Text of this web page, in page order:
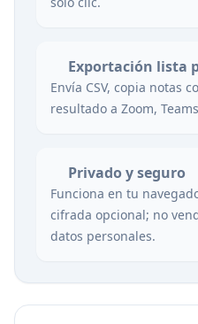
Exportación lista
Envía CSV, copia notas
resultado a Zoom,
Privado y seguro
Funciona en tu
cifrada opcional; no
datos personales.